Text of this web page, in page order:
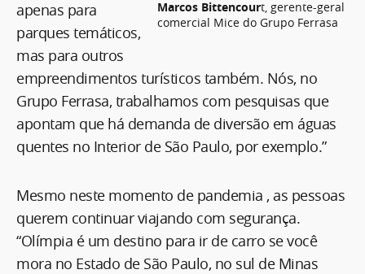
Marcos Bittencourt, gerente-geral
comercial Mice do Grupo Ferrasa
apenas para
parques temáticos,
mas para outros
empreendimentos turísticos também. Nós, no
Grupo Ferrasa, trabalhamos com pesquisas que
apontam que há demanda de diversão em águas
quentes no Interior de São Paulo, por exemplo.”
Mesmo neste momento de pandemia , as pessoas
querem continuar viajando com segurança.
“Olímpia é um destino para ir de carro se você
mora no Estado de São Paulo, no sul de Minas